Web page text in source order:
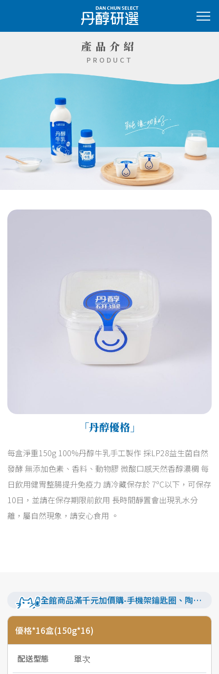
產品介紹
PRODUCT
「丹醇優格」
每盒淨重150g 100%丹醇牛乳手工製作 採LP28益生菌自然
發酵 無添加色素、香料、動物膠 微酸口感天然香醇濃稠 每
日飲用健胃整腸提升免疫力 請冷藏保存於 7ºC以下，可保存
10日，並請在保存期限前飲用 長時間靜置會出現乳水分
離，屬自然現象，請安心食用 。
全館商品滿千元加價購-手機架鑰匙圈、陶瓷吸水杯墊
優格*16盒(150g*16)
單次